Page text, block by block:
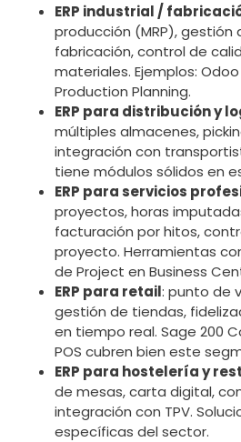
ERP industrial /
producción (MRP), gestión
fabricación, control de
materiales. Ejemplos:
Production Planning.
ERP para distribución y
múltiples almacenes,
integración con
tiene módulos sólidos en
ERP para servicios
proyectos, horas
facturación por hitos,
proyecto. Herramientas
de Project en Business
ERP para retail: punto de
gestión de tiendas,
en tiempo real. Sage 200
POS cubren bien este
ERP para hostelería y
de mesas, carta digital,
integración con TPV.
específicas del sector.